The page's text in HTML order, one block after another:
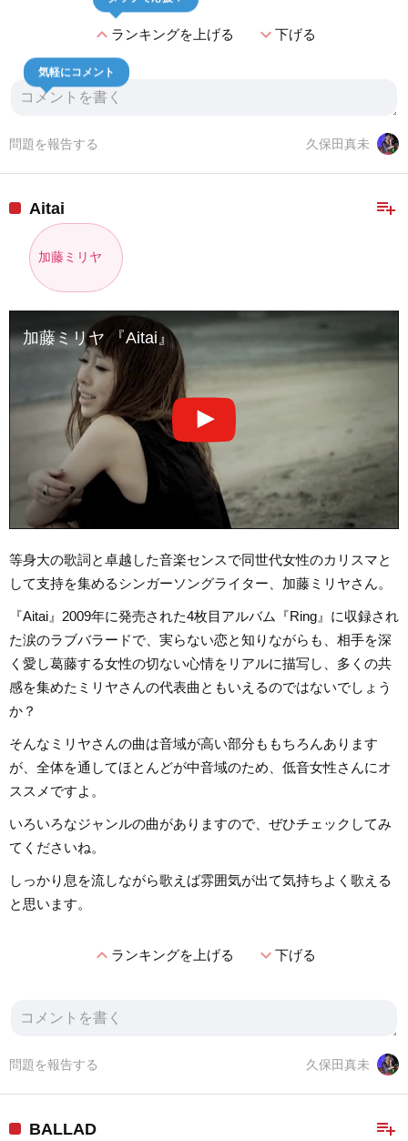
expand_lessランキングを上げる expand_more下げる
気軽にコメント
久保田真未
問題を報告する
playlist_add
Aitai
加藤ミリヤ
加藤ミリヤ 『Aitai』
等身大の歌詞と卓越した音楽センスで同世代女性のカリスマと
して支持を集めるシンガーソングライター、加藤ミリヤさん。
『Aitai』2009年に発売された4枚目アルバム『Ring』に収録され
た涙のラブバラードで、実らない恋と知りながらも、相手を深
く愛し葛藤する女性の切ない心情をリアルに描写し、多くの共
感を集めたミリヤさんの代表曲ともいえるのではないでしょう
か？
そんなミリヤさんの曲は音域が高い部分ももちろんあります
が、全体を通してほとんどが中音域のため、低音女性さんにオ
ススメですよ。
いろいろなジャンルの曲がありますので、ぜひチェックしてみ
てくださいね。
しっかり息を流しながら歌えば雰囲気が出て気持ちよく歌える
と思います。
expand_lessランキングを上げる expand_more下げる
久保田真未
問題を報告する
playlist_add
BALLAD